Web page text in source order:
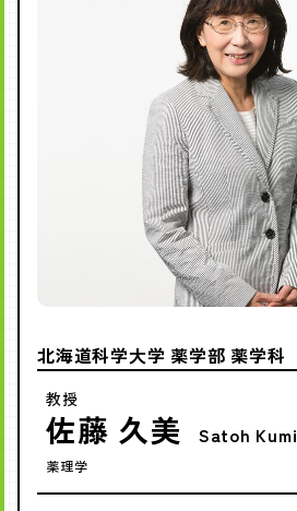
北海道科学大学 薬学部 薬学科
教授
佐藤 久美 Satoh Kumi
薬理学